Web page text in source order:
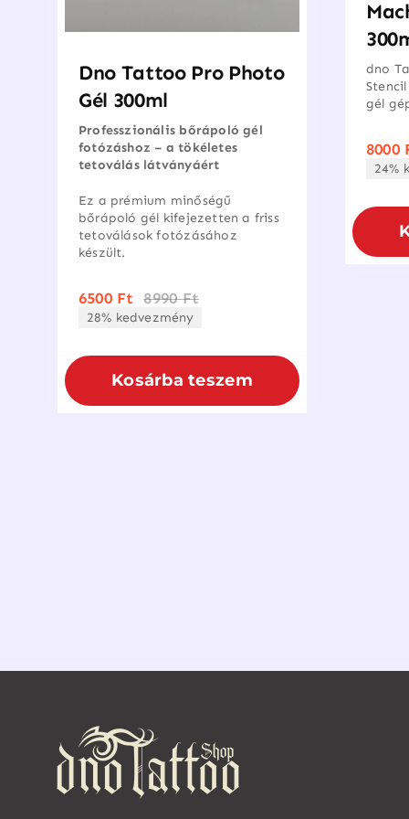
Dno Tattoo Pro Photo
Gél 300ml
Professzionális bőrápoló gél
fotózáshoz – a tökéletes
tetoválás látványáért
Ez a prémium minőségű
bőrápoló gél kifejezetten a friss
tetoválások fotózásához
készült.
8990FtOriginal
6500 Ft
Current
28% kedvezmény
Kosárba teszem
dno
gél
8000
24%